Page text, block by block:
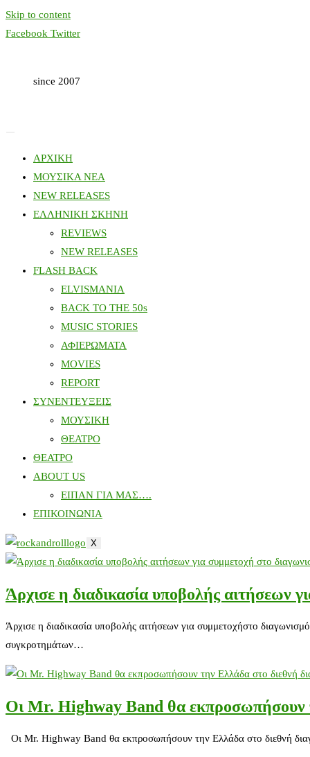
Skip to content
Facebook Twitter
since 2007
ΑΡΧΙΚΗ
ΜΟΥΣΙΚΑ ΝΕΑ
NEW RELEASES
ΕΛΛΗΝΙΚΗ ΣΚΗΝΗ
REVIEWS
NEW RELEASES
FLASH BACK
ELVISMANIA
BACK TO THE 50s
MUSIC STORIES
ΑΦΙΕΡΩΜΑΤΑ
MOVIES
REPORT
ΣΥΝΕΝΤΕΥΞΕΙΣ
ΜΟΥΣΙΚΗ
ΘΕΑΤΡΟ
ΘΕΑΤΡΟ
ABOUT US
ΕΙΠΑΝ ΓΙΑ ΜΑΣ….
ΕΠΙΚΟΙΝΩΝΙΑ
X
Άρχισε η διαδικασία υποβολής αιτήσεων
Άρχισε η διαδικασία υποβολής αιτήσεων για συμμετοχήστο
συγκροτημάτων…
Οι Mr. Highway Band θα εκπροσωπήσουν
Οι Mr. Highway Band θα εκπροσωπήσουν την Ελλάδα στο διεθνή